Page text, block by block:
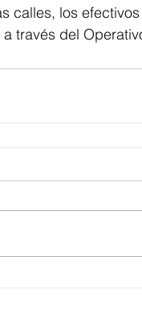
calles, los
través del